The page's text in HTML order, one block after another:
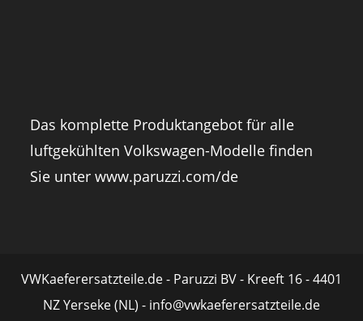
Das komplette Produktangebot für alle
luftgekühlten Volkswagen-Modelle finden
Sie unterwww.paruzzi.com/de
VWKaeferersatzteile.de - Paruzzi BV - Kreeft 16 - 4401
NZ Yerseke (NL) - info@vwkaeferersatzteile.de